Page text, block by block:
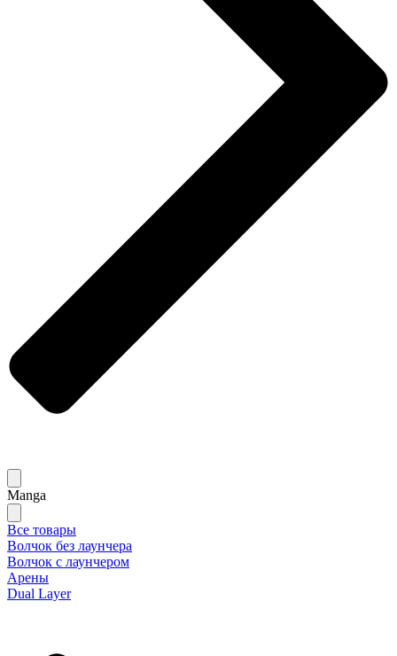
Manga
Все товары
Волчок без лаунчера
Волчок с лаунчером
Арены
Dual Layer